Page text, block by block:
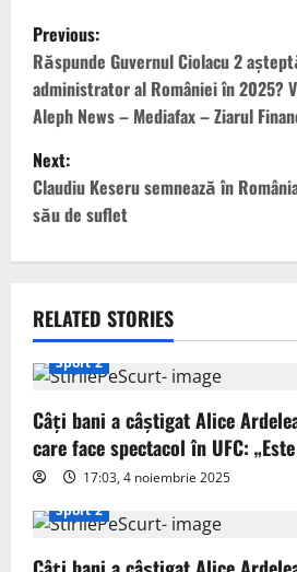
P
o
s
t
n
a
v
i
g
a
t
i
Previous:
Răspunde Guvernul Ciolacu 2
administrator al României în 2025?
Aleph News – Mediafax – Ziarul
Next:
Claudiu Keseru semnează în
său de suflet
RELATED STORIES
Sport 2
Câți bani a câștigat Alice
care face spectacol în UFC:
17:03, 4 noiembrie 2025
Sport 2